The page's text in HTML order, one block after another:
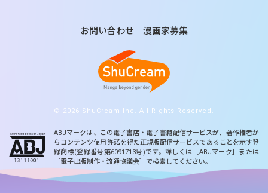
お問い合わせ 漫画家募集
© 2026 ShuCream Inc. All Rights Reserved.
ABJマークは、この電子書店・電子書籍配信サービスが、著作権者か
らコンテンツ使用許諾を得た正規版配信サービスであることを示す登
録商標(登録番号第6091713号)です。詳しくは［ABJマーク］または
［電子出版制作・流通協議会］で検索してください。